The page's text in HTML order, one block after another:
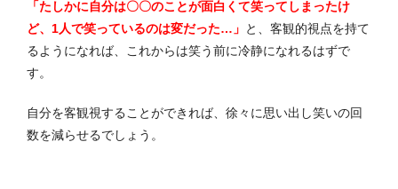
「たしかに自分は〇〇のことが面白くて笑ってしまったけ
ど、1人で笑っているのは変だった…」 と、客観的視点を持て
るようになれば、これからは笑う前に冷静になれるはずで
す。
自分を客観視することができれば、徐々に思い出し笑いの回
数を減らせるでしょう。